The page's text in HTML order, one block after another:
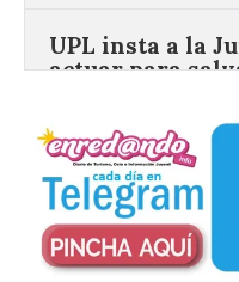
castillo del
BIC en estado
Un
Cultural
desde
contacte cuanto